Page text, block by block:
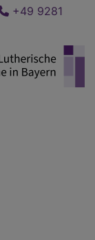
+49 9281